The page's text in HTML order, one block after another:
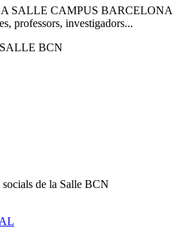
SALLE CAMPUS BARCELONA
professors, investigadors...
BCN
socials de la Salle BCN